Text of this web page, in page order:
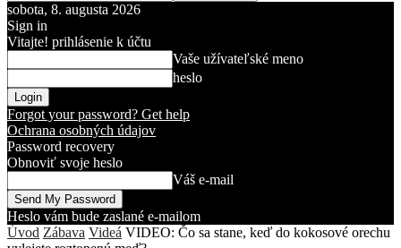
sobota, 8. augusta 2026
Sign in
Vitajte! prihlásenie k účtu
Vaše užívateľské meno
heslo
Forgot your password? Get help
Ochrana osobných údajov
Password recovery
Obnoviť svoje heslo
Váš e-mail
Heslo vám bude zaslané e-mailom
Úvod Zábava Videá VIDEO: Čo sa stane, keď do kokosové orechu